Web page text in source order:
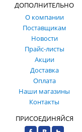
ДОПОЛНИТЕЛЬНО
О компании
Поставщикам
Новости
Прайс-листы
Акции
Доставка
Оплата
Наши магазины
Контакты
ПРИСОЕДИНЯЙСЯ